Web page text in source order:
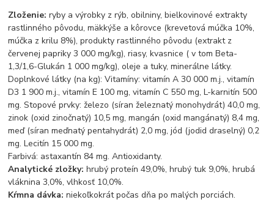
Zloženie:ryby a výrobky z rýb, obilniny, bielkovinové extrakty
rastlinného pôvodu, mäkkýše a kôrovce (krevetová múčka 10%,
múčka z krilu 8%), produkty rastlinného pôvodu (extrakt z
červenej papriky 3 000 mg/kg), riasy, kvasnice ( v tom Beta-
1,3/1,6-Glukán 1 000 mg/kg), oleje a tuky, minerálne látky.
Doplnkové látky (na kg): Vitamíny: vitamín A 30 000 m.j., vitamín
D3 1 900 m.j., vitamín E 100 mg, vitamín C 550 mg, L-karnitín 500
mg. Stopové prvky: železo (síran železnatý monohydrát) 40,0 mg,
zinok (oxid zinočnatý) 10,5 mg, mangán (oxid mangánatý) 8,4 mg,
meď (síran meďnatý pentahydrát) 2,0 mg, jód (jodid draselný) 0,2
mg. Lecitín 15 000 mg.
Farbivá: astaxantín 84 mg. Antioxidanty.
Analytické zložky: hrubý proteín 49,0%, hrubý tuk 9,0%, hrubá
vláknina 3,0%, vlhkosť 10,0%.
Kŕmna dávka: niekoľkokrát počas dňa po malých porciách.